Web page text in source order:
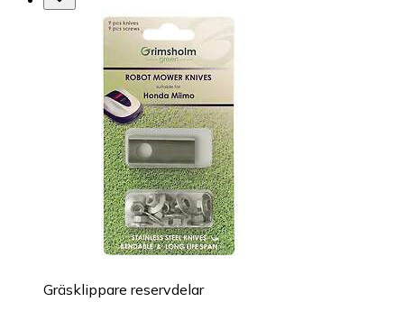
Gräsklippare reservdelar